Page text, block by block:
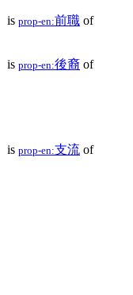
is prop-en:前職 of
is prop-en:後裔 of
is prop-en:支流 of